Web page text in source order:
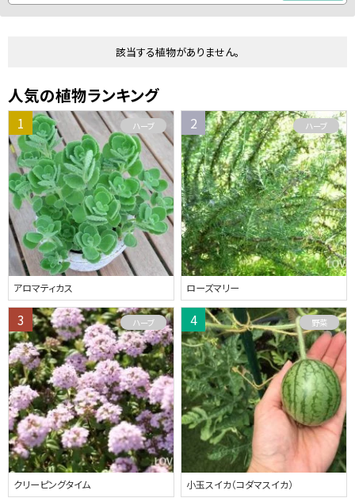
該当する植物がありません。
人気の植物ランキング
アロマティカス
ハーブ
ローズマリー
ハーブ
クリーピングタイム
ハーブ
小玉スイカ（コダマスイカ）
野菜